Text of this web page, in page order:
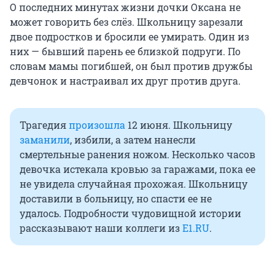
О последних минутах жизни дочки Оксана не
может говорить без слёз. Школьницу зарезали
двое подростков и бросили ее умирать. Один из
них — бывший парень ее близкой подруги. По
словам мамы погибшей, он был против дружбы
девчонок и настраивал их друг против друга.
Трагедияпроизошла 12 июня. Школьницу
заманили, избили, а затем нанесли
смертельные ранения ножом. Несколько часов
девочка истекала кровью за гаражами, пока ее
не увидела случайная прохожая. Школьницу
доставили в больницу, но спасти ее не
удалось. Подробности чудовищной истории
рассказывают наши коллеги изE1.RU.